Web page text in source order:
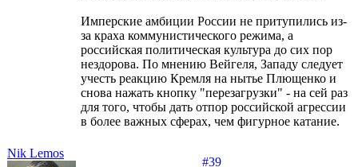
Имперские амбиции России не притупились из-
за краха коммунистического режима, а
российская политическая культура до сих пор
нездорова. По мнению Вейгеля, Западу следует
учесть реакцию Кремля на нытье Плющенко и
снова нажать кнопку "перезагрузки" - на сей раз
для того, чтобы дать отпор российской агрессии
в более важных сферах, чем фигурное катание.
Nik Lemos
#39